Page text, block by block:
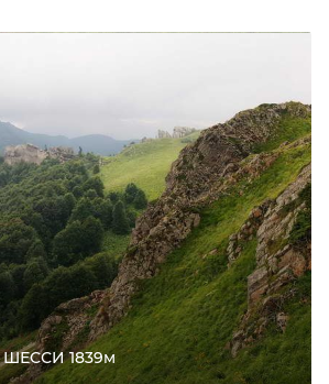
ШЕССИ 1839м